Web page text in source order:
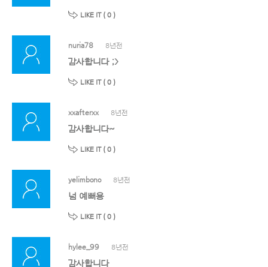
LIKE IT ( 0 )
nuria78 8년전
감사합니다 ;>
LIKE IT ( 0 )
xxafterxx 8년전
감사합니다~
LIKE IT ( 0 )
yelimbono 8년전
넘 예뻐용
LIKE IT ( 0 )
hylee_99 8년전
감사합니다